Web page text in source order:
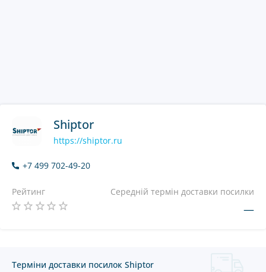
Shiptor
https://shiptor.ru
+7 499 702-49-20
Рейтинг Середній термін доставки посилки
—
Терміни доставки посилок Shiptor